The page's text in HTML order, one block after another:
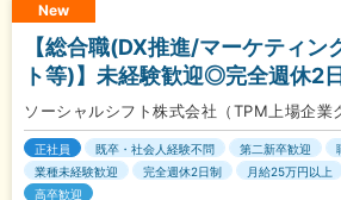
New
【総合職(DX推進/マーケティン
ト等)】未経験歓迎◎完全週休2
ソーシャルシフト株式会社（TPM上場企業
正社員 既卒・社会人経験不問 第二新卒歓迎
業種未経験歓迎
完全週休2日制 月給25万円以上
高卒歓迎